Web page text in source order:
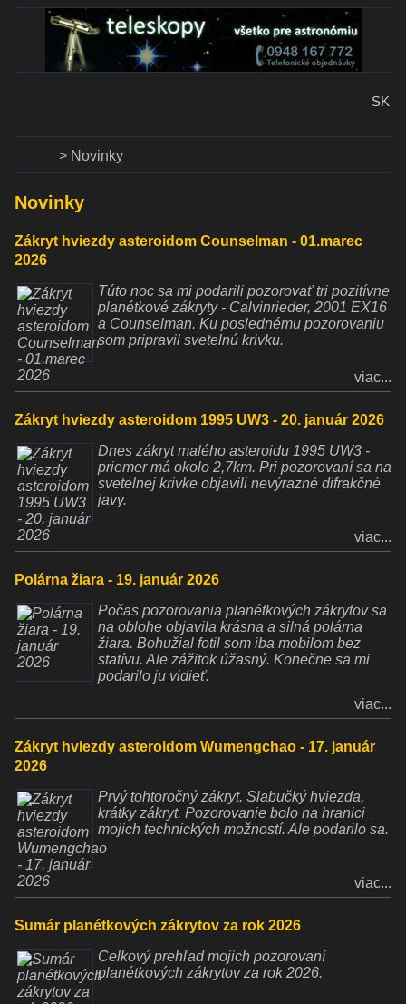
Novinky
Zákryt hviezdy asteroidom Counselman - 01.marec
2026
Túto noc sa mi podarili pozorovať tri pozitívne
planétkové zákryty - Calvinrieder, 2001 EX16
a Counselman. Ku poslednému pozorovaniu
som pripravil svetelnú krivku.
viac...
Zákryt hviezdy asteroidom 1995 UW3 - 20. január 2026
Dnes zákryt malého asteroidu 1995 UW3 -
priemer má okolo 2,7km. Pri pozorovaní sa na
svetelnej krivke objavili nevýrazné difrakčné
javy.
viac...
Polárna žiara - 19. január 2026
Počas pozorovania planétkových zákrytov sa
na oblohe objavila krásna a silná polárna
žiara. Bohužial fotil som iba mobilom bez
statívu. Ale zážitok úžasný. Konečne sa mi
podarilo ju vidieť.
viac...
Zákryt hviezdy asteroidom Wumengchao - 17. január
2026
Prvý tohtoročný zákryt. Slabučký hviezda,
krátky zákryt. Pozorovanie bolo na hranici
mojich technických možností. Ale podarilo sa.
viac...
Sumár planétkových zákrytov za rok 2026
Celkový prehľad mojich pozorovaní
planétkových zákrytov za rok 2026.
Novinky
SK
www.dalekohlady-puskohlady.sk